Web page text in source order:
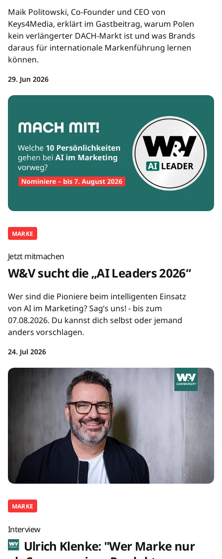
Maik Politowski, Co-Founder und CEO von
Keys4Media, erklärt im Gastbeitrag, warum Polen
kein verlängerter DACH-Markt ist und was Brands
daraus für internationale Markenführung lernen
können.
29. Jun 2026
MARKE
Jetzt mitmachen
W&V sucht die „AI Leaders 2026“
Wer sind die Pioniere beim intelligenten Einsatz
von AI im Marketing? Sag’s uns! - bis zum
07.08.2026. Du kannst dich selbst oder jemand
anders vorschlagen.
24. Jul 2026
MARKE
Interview
Ulrich Klenke: "Wer Marke nur